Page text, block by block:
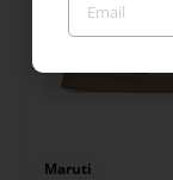
Maruti